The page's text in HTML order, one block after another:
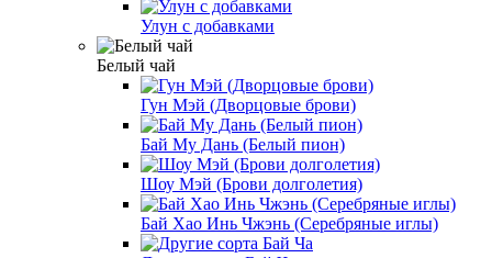
Улун с добавками
Белый чай
Гун Мэй (Дворцовые брови)
Бай Му Дань (Белый пион)
Шоу Мэй (Брови долголетия)
Бай Хао Инь Чжэнь (Серебряные иглы)